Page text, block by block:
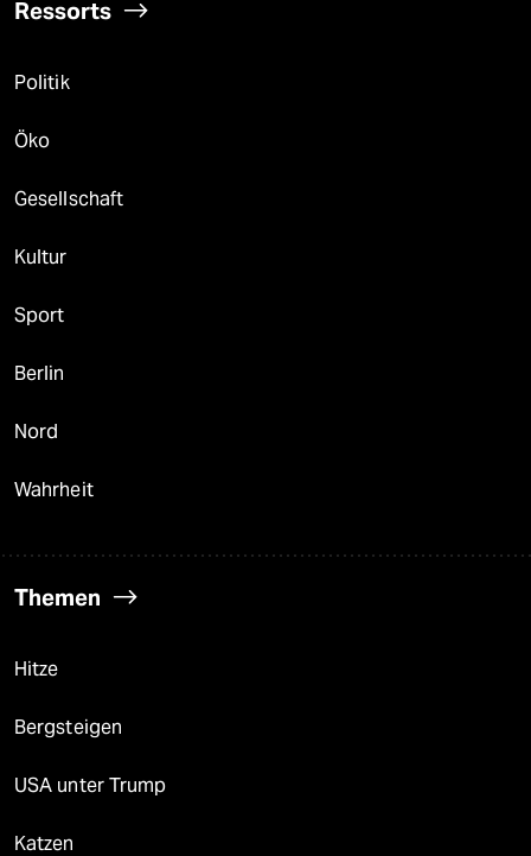
Ressorts
Politik
Öko
Gesellschaft
Kultur
Sport
Berlin
Nord
Wahrheit
Themen
Hitze
Bergsteigen
USA unter Trump
Katzen